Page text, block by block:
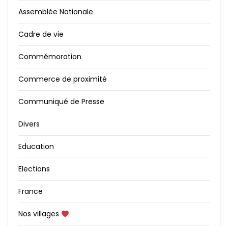
Assemblée Nationale
Cadre de vie
Commémoration
Commerce de proximité
Communiqué de Presse
Divers
Education
Elections
France
Nos villages